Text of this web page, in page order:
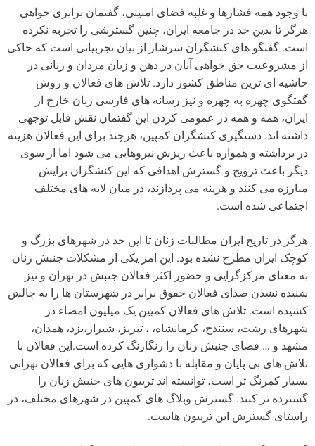
با وجود همه فشارها و غلبه فضای امنیتی، گفتمان برابری خواهی
هرگز تا بدین حد در جامعه ایران، چنین گسترشی را تجربه نکرده
است. گفتگو های کنشگران سرشار از بیان تجربیاتی است که حاکی
از مشروعیت حق خواهی آنان در ذهن و زبان مردان و زنانی در
حاشیه ای ترین مناطق کشور دارد. تلاش های فعالان و روش
گفتگوی چهره به چهره و نیز رسانه های فارسی زبان خارج از
ایران، همه و همه در عمومی کردن این گفتمان نقش قابل توجهی
داشته اند. دستگیری کنشگران کمپین، هرچند برای این فعالان هزینه
در برداشته و همواره باعث ریزش نیروهایی می شود اما از سوی
دیگر باعث ترویج و گسترش اهدافی که این کنشگران برایش
مبارزه می کنند و هزینه می پردازند، در میان لایه های مختلف
اجتماعی شده است.
هرگز در تاریخ ایران مطالبات زنان تا این حد در شهرهای بزرگ و
کوچک ایران مطرح نشده بود. این امر یکی از مشکلات جنبش زنان
به معنای مرکزگرایی و حضور اکثر فعالان جنبش در تهران و نیز
شنیده نشدن صدای فعالان حقوق برابر در شهرستان ها را به چالش
کشیده است. تلاش های فعالان کمپین یک میلیون امضاء در
شهرهای رشت، سنندج، کرمانشاه، ، تبریز، شیراز،یزد، همدان،
مشهد و … فضای جنبش زنان را رنگارنگ کرده است.این فعالان با
تلاش های بی پایان و مقابله با دشواری هایی که برای فعالان تهرانی
بسیار کمرنگ تر است، توانسته اند تریبون های جنبش زنان را
گسترده تر کنند. گسترش وبلاگ های کمپین در شهرهای مختلف، در
راستای گسترش این تریبون هاست.